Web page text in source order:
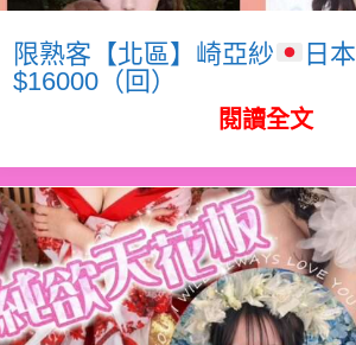
限熟客【北區】崎亞紗
日本
$16000（回）
閱讀全文